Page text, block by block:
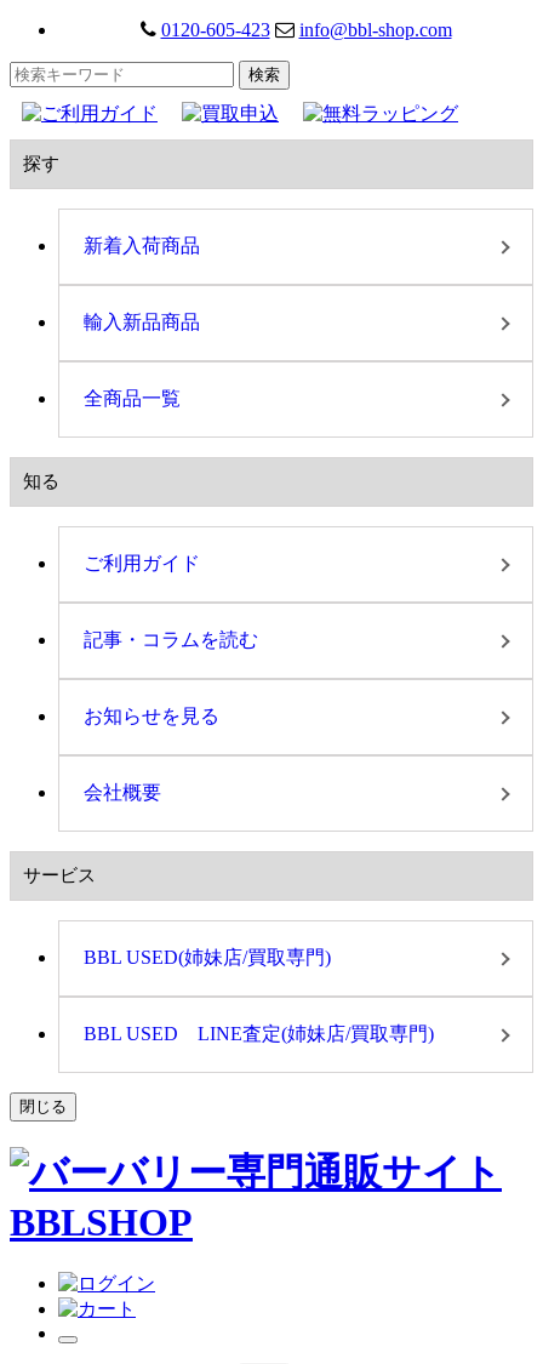
0120-605-423 info@bbl-shop.com
探す
新着入荷商品
輸入新品商品
全商品一覧
知る
ご利用ガイド
記事・コラムを読む
お知らせを見る
会社概要
サービス
BBL USED(姉妹店/買取専門)
BBL USED LINE査定(姉妹店/買取専門)
閉じる